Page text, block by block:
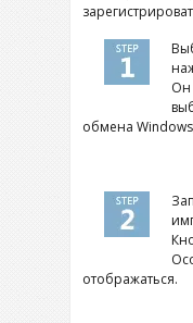
Он
обмена
отображаться.